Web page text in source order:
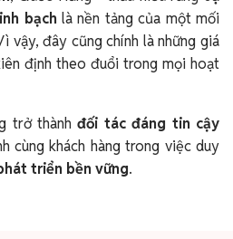
bạch là nền tảng của một mối
vậy, đây cũng chính là những giá
định theo đuổi trong mọi hoạt
trở thànhđối tác đáng tin cậy
cùng khách hàng trong việc duy
triển bền vững.